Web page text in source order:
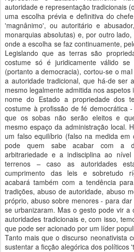
autoridade e representação tradicionais
uma escolha prévia e definitiva do
'magnânimo', ou autoritário e
monarquias absolutas) e, por outro
onde a escolha se faz continuamente,
Legislando que as terras são
costume só é juridicamente válido se
(portanto a democracia), cortou-se o
a autoridade tradicional, que há-de ser
mesmo legalmente admitida nos aspetos
nome do Estado a propriedade dos
costume à profissão de fé democrática
que os sobas não serão eleitos e
mesmo espaço da administração local.
um falso equilíbrio (falso na medida
pode quem sabe acabar com a
arbitrariedade e a indisciplina ao
terrenos – caso as autoridades
cumprimento das leis e sobretudo
acabará também com a tendência
tradições, abuso de autoridade, abuso
próprio, abuso sobre menores - para
se urbanizaram. Mas o gesto pode vir a
autoridades tradicionais e, com isso,
que pode ser acionado por um líder
Tanto mais que o discurso neonativista
sustentar a ficção alegórica dos políticos